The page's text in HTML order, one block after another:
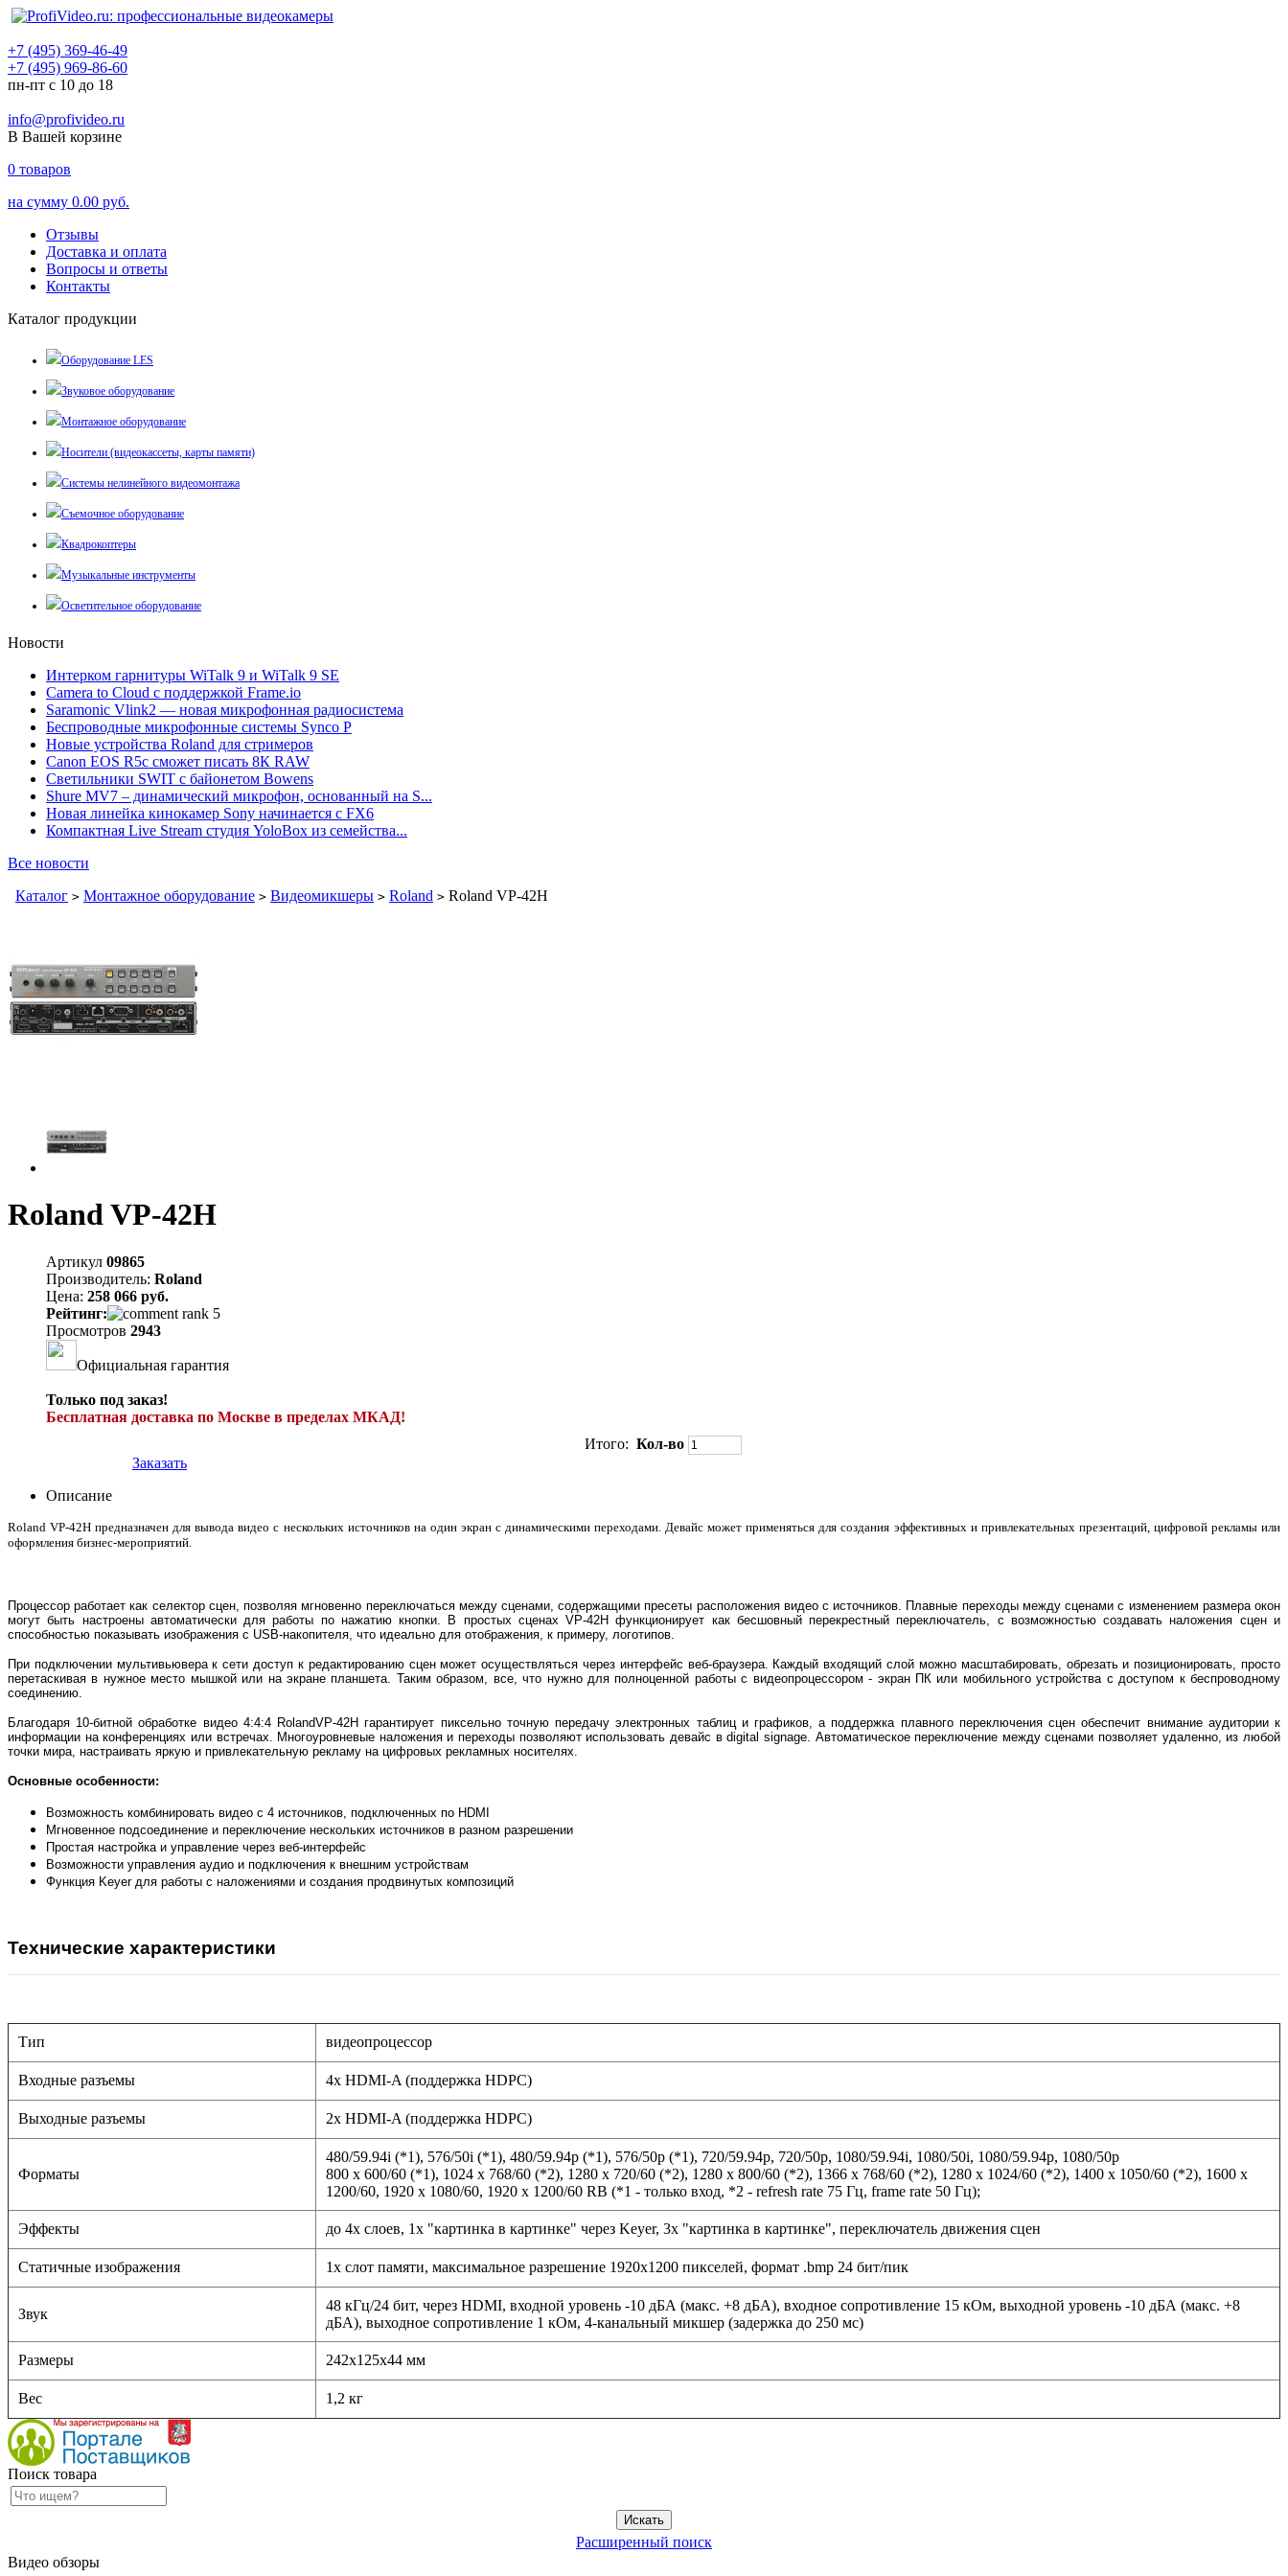
+7 (495) 369-46-49
+7 (495) 969-86-60
пн-пт с 10 до 18
info@profivideo.ru
В Вашей корзине
0 товаров
на сумму 0.00 руб.
Отзывы
Доставка и оплата
Вопросы и ответы
Контакты
Каталог продукции
Оборудование LES
Звуковое оборудование
Монтажное оборудование
Носители (видеокассеты, карты памяти)
Системы нелинейного видеомонтажа
Съемочное оборудование
Квадрокоптеры
Музыкальные инструменты
Осветительное оборудование
Новости
Интерком гарнитуры WiTalk 9 и WiTalk 9 SE
Camera to Cloud с поддержкой Frame.io
Saramonic Vlink2 — новая микрофонная радиосистема
Беспроводные микрофонные системы Synco P
Новые устройства Roland для стримеров
Canon EOS R5c сможет писать 8К RAW
Светильники SWIT с байонетом Bowens
Shure MV7 – динамический микрофон, основанный на S...
Новая линейка кинокамер Sony начинается с FX6
Компактная Live Stream студия YoloBox из семейства...
Все новости
Каталог > Монтажное оборудование > Видеомикшеры > Roland > Roland VP-42H
Roland VP-42H
Артикул 09865
Производитель: Roland
Цена: 258 066 руб.
Рейтинг:
Просмотров 2943
Официальная гарантия
Только под заказ!
Бесплатная доставка по Москве в пределах МКАД!
Итого: Кол-во
Заказать
Описание
Roland VP-42H предназначен для вывода видео с нескольких источников на один экран с динамическими переходами. Девайс может применяться для создания эффективных и привлекательных презентаций, цифровой рекламы или
оформления бизнес-мероприятий.
Процессор работает как селектор сцен, позволяя мгновенно переключаться между сценами, содержащими пресеты расположения видео с источников. Плавные переходы между сценами с изменением размера окон
могут быть настроены автоматически для работы по нажатию кнопки. В простых сценах VP-42H функционирует как бесшовный перекрестный переключатель, с возможностью создавать наложения сцен и
способностью показывать изображения с USB-накопителя, что идеально для отображения, к примеру, логотипов.
При подключении мультивьювера к сети доступ к редактированию сцен может осуществляться через интерфейс веб-браузера. Каждый входящий слой можно масштабировать, обрезать и позиционировать, просто
перетаскивая в нужное место мышкой или на экране планшета. Таким образом, все, что нужно для полноценной работы с видеопроцессором - экран ПК или мобильного устройства с доступом к беспроводному
соединению.
Благодаря 10-битной обработке видео 4:4:4 RolandVP-42H гарантирует пиксельно точную передачу электронных таблиц и графиков, а поддержка плавного переключения сцен обеспечит внимание аудитории к
информации на конференциях или встречах. Многоуровневые наложения и переходы позволяют использовать девайс в digital signage. Автоматическое переключение между сценами позволяет удаленно, из любой
точки мира, настраивать яркую и привлекательную рекламу на цифровых рекламных носителях.
Основные особенности:
Возможность комбинировать видео с 4 источников, подключенных по HDMI
Мгновенное подсоединение и переключение нескольких источников в разном разрешении
Простая настройка и управление через веб-интерфейс
Возможности управления аудио и подключения к внешним устройствам
Функция Keyer для работы с наложениями и создания продвинутых композиций
Технические характеристики
Тип видеопроцессор
Входные разъемы 4х HDMI-A (поддержка HDPC)
Выходные разъемы 2х HDMI-A (поддержка HDPC)
Форматы
480/59.94i (*1), 576/50i (*1), 480/59.94p (*1), 576/50p (*1), 720/59.94p, 720/50p, 1080/59.94i, 1080/50i, 1080/59.94p, 1080/50p
800 x 600/60 (*1), 1024 x 768/60 (*2), 1280 x 720/60 (*2), 1280 x 800/60 (*2), 1366 x 768/60 (*2), 1280 x 1024/60 (*2), 1400 x 1050/60 (*2), 1600 x
1200/60, 1920 x 1080/60, 1920 x 1200/60 RB (*1 - только вход, *2 - refresh rate 75 Гц, frame rate 50 Гц);
Эффекты до 4х слоев, 1x "картинка в картинке" через Keyer, 3x "картинка в картинке", переключатель движения сцен
Статичные изображения 1х слот памяти, максимальное разрешение 1920х1200 пикселей, формат .bmp 24 бит/пик
Звук
48 кГц/24 бит, через HDMI, входной уровень -10 дБА (макс. +8 дБА), входное сопротивление 15 кОм, выходной уровень -10 дБА (макс. +8
дБА), выходное сопротивление 1 кОм, 4-канальный микшер (задержка до 250 мс)
Размеры 242х125х44 мм
Вес 1,2 кг
Поиск товара
Расширенный поиск
Видео обзоры